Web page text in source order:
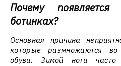
Почему
ботинках?
Основная причина
которые размножаются
обуви. Зимой ноги